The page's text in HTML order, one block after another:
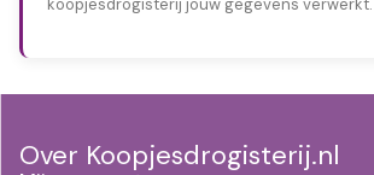
koopjesdrogisterij jouw gegevens verwerkt.
Over Koopjesdrogisterij.nl